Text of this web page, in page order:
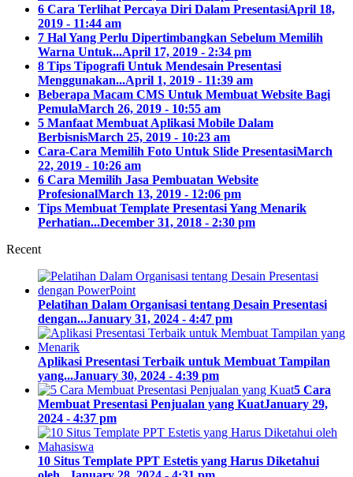
6 Cara Terlihat Percaya Diri Dalam PresentasiApril 18,
2019 - 11:44 am
7 Hal Yang Perlu Dipertimbangkan Sebelum Memilih
Warna Untuk...April 17, 2019 - 2:34 pm
8 Tips Tipografi Untuk Mendesain Presentasi
Menggunakan...April 1, 2019 - 11:39 am
Beberapa Macam CMS Untuk Membuat Website Bagi
PemulaMarch 26, 2019 - 10:55 am
5 Manfaat Membuat Aplikasi Mobile Dalam
BerbisnisMarch 25, 2019 - 10:23 am
Cara-Cara Memilih Foto Untuk Slide PresentasiMarch
22, 2019 - 10:26 am
6 Cara Memilih Jasa Pembuatan Website
ProfesionalMarch 13, 2019 - 12:06 pm
Tips Membuat Template Presentasi Yang Menarik
Perhatian...December 31, 2018 - 2:30 pm
Recent
Pelatihan Dalam Organisasi tentang Desain Presentasi
dengan...January 31, 2024 - 4:47 pm
Aplikasi Presentasi Terbaik untuk Membuat Tampilan
yang...January 30, 2024 - 4:39 pm
5 Cara
Membuat Presentasi Penjualan yang KuatJanuary 29,
2024 - 4:37 pm
10 Situs Template PPT Estetis yang Harus Diketahui